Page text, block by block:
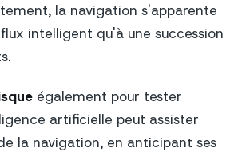
la navigation s'apparente
intelligent qu'à une succession
également pour tester
artificielle peut assister
la navigation, en anticipant ses